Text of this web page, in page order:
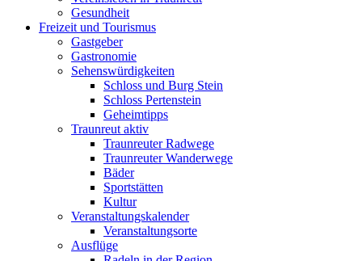
Gesundheit
Freizeit und Tourismus
Gastgeber
Gastronomie
Sehenswürdigkeiten
Schloss und Burg Stein
Schloss Pertenstein
Geheimtipps
Traunreut aktiv
Traunreuter Radwege
Traunreuter Wanderwege
Bäder
Sportstätten
Kultur
Veranstaltungskalender
Veranstaltungsorte
Ausflüge